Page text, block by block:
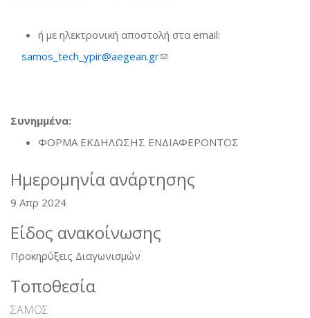
ή με ηλεκτρονική αποστολή στα email:
samos_tech_ypir@aegean.gr(link sends e-mail)
Συνημμένα:
ΦΟΡΜΑ ΕΚΔΗΛΩΣΗΣ ΕΝΔΙΑΦΕΡΟΝΤΟΣ
Ημερομηνία ανάρτησης
9 Απρ 2024
Είδος ανακοίνωσης
Προκηρύξεις Διαγωνισμών
Τοποθεσία
ΣΑΜΟΣ